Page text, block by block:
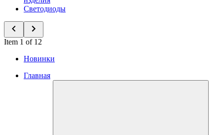
Светодиоды
Item 1 of 12
Новинки
Главная